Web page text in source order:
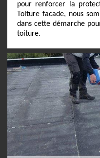
pour renforcer la
Toiture facade, nous
dans cette démarche
toiture.